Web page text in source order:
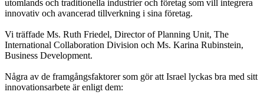
utomlands och traditionella industrier och företag som vill integrera
innovativ och avancerad tillverkning i sina företag.
Vi träffade Ms. Ruth Friedel, Director of Planning Unit, The
International Collaboration Division och Ms. Karina Rubinstein,
Business Development.
Några av de framgångsfaktorer som gör att Israel lyckas bra med sitt
innovationsarbete är enligt dem: